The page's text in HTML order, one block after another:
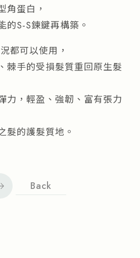
角蛋白，
的S-S鍊鍵再構築。
都可以使用，
棘手的受損髮質重回原生髮
力，輕盈、強韌、富有張力
髮的護髮質地。
Back